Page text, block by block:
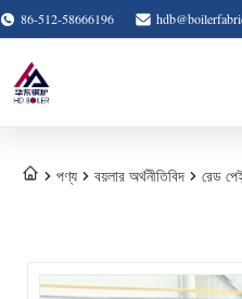
86-512-58666196
পণ্য বয়লার অর্থনীতিবিদ রেড